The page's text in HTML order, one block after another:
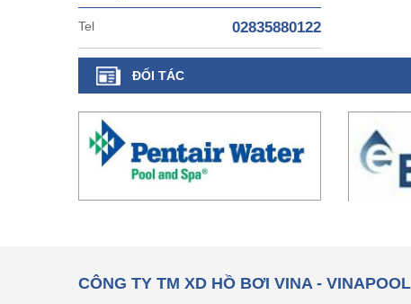
Tel 02835880122
ĐỐI TÁC
CÔNG TY TM XD HỒ BƠI VINA - VINAPOOL